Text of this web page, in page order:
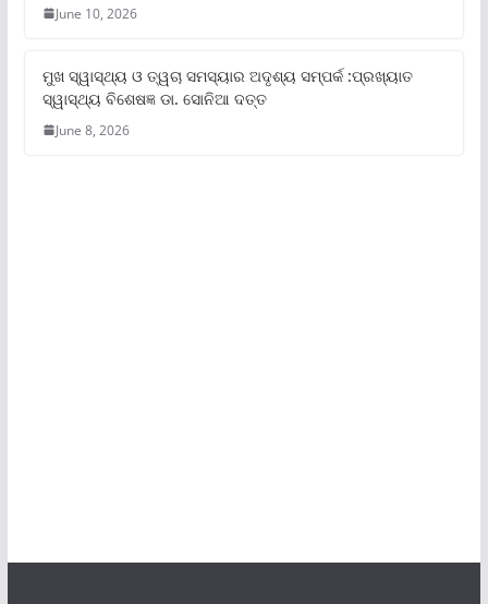
June 10, 2026
ମୁଖ ସ୍ୱାସ୍ଥ୍ୟ ଓ ତ୍ୱଚା ସମସ୍ୟାର ଅଦୃଶ୍ୟ ସମ୍ପର୍କ :ପ୍ରଖ୍ୟାତ
ସ୍ୱାସ୍ଥ୍ୟ ବିଶେଷଜ୍ଞ ଡା. ସୋନିଆ ଦତ୍ତ
June 8, 2026